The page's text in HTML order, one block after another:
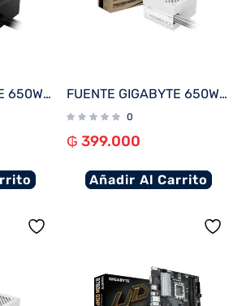
FUENTE GIGABYTE 650W 80PLUS SILVER 220V GP-P650SS FUENTE GIGABYTE 650W 80PLUS SILVER BLANCO 220V GP-P650SS ICE
0
₲ 399.000
Añadir Al Carrito